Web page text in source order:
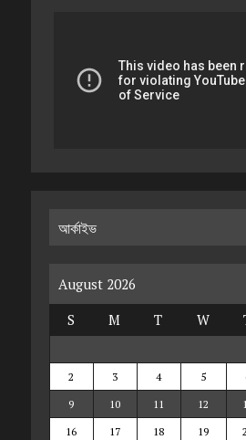
আর্কাইভ
August 2026
S
M T W
2
3 4 5
9
10 11 12
16
17 18 19